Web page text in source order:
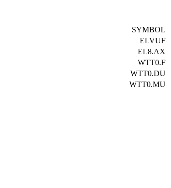
SYMBOL
ELVUF
EL8.AX
WTT0.F
WTT0.DU
WTT0.MU